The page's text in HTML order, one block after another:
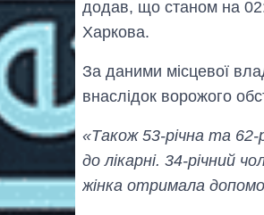
додав, що станом на
Харкова.
За даними місцевої
внаслідок ворожого
«Також 53-річна та 62-
до лікарні. 34-річний
жінка отримала